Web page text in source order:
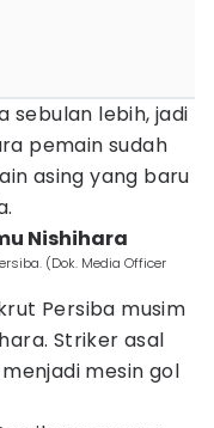
sebulan lebih, jadi
pemain sudah
asing yang baru
Nishihara
(Dok. Media Officer
Persiba musim
Striker asal
mesin gol